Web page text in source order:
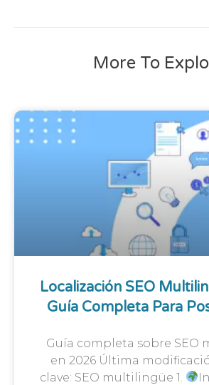
More To
Localización SEO
Guía Completa Para
Guía completa sobre SEO
en 2026 Última
clave: SEO multilingüe 1.